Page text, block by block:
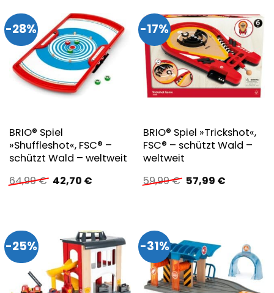
-28%
BRIO® Spiel
»Shuffleshot«, FSC® –
schützt Wald – weltweit
64,99€ Ursprünglicher
Preis
42,70 €Aktueller
-17%
BRIO® Spiel »Trickshot«,
FSC® – schützt Wald –
weltweit
59,99€ Ursprünglicher
Preis
57,99 €Aktueller
-25% -31%